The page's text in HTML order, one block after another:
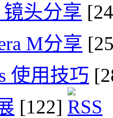
镜头分享
M分享
使用技巧
[122]